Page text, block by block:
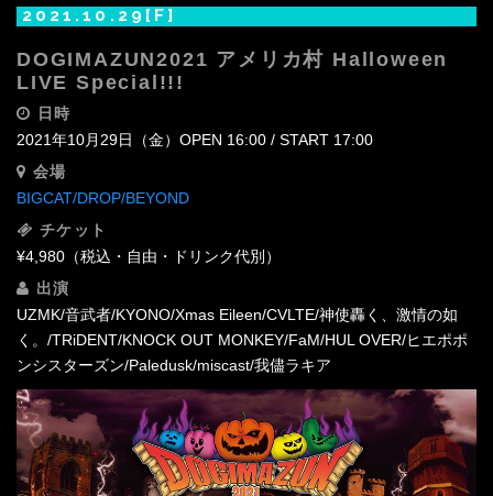
2021.10.29[F]
DOGIMAZUN2021 アメリカ村 Halloween
LIVE Special!!!
日時
2021年10月29日（金）OPEN 16:00 / START 17:00
会場
BIGCAT/DROP/BEYOND
チケット
¥4,980（税込・自由・ドリンク代別）
出演
UZMK/音武者/KYONO/Xmas Eileen/CVLTE/神使轟く、激情の如
く。/TRiDENT/KNOCK OUT MONKEY/FaM/HUL OVER/ヒエポポ
ンシスターズン/Paledusk/miscast/我儘ラキア